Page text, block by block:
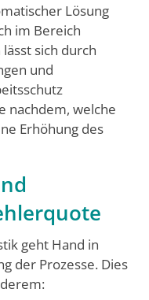
Lösung
im Bereich
sich durch
und
nachdem, welche
Erhöhung des
geht Hand in
der Prozesse. Dies